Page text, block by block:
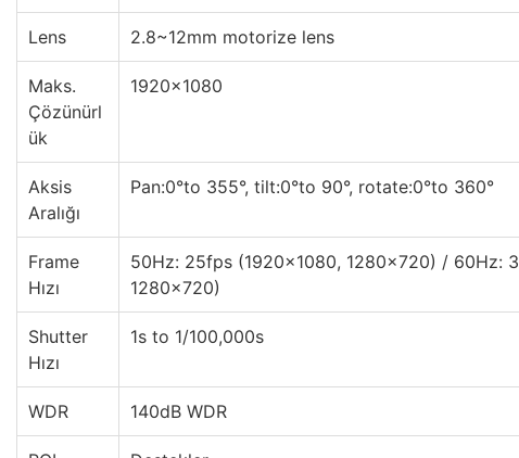
Lens 2.8~12mm motorize lens
Maks.
Çözünürl
ük
1920×1080
Aksis
Aralığı
Pan:0°to 355°, tilt:0°to 90°, rotate:0°to 360°
Frame
Hızı
50Hz: 25fps (1920×1080, 1280×720) / 60Hz:
1280×720)
Shutter
Hızı
1s to 1/100,000s
WDR 140dB WDR